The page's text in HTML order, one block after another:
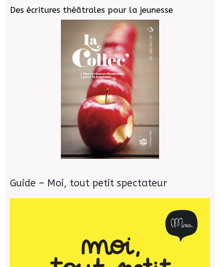
Des écritures théâtrales pour la jeunesse
Guide – Moi, tout petit spectateur